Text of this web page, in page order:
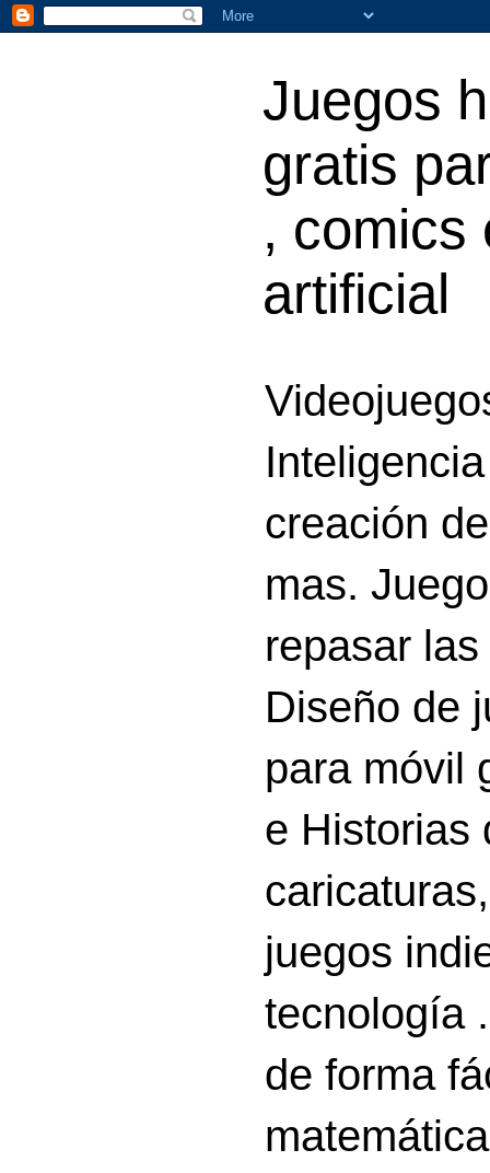
Juegos
gratis
, comics
artificial
creación
mas.
repasar
Diseño de
para móvil
e Historias
juegos
tecnología
de forma